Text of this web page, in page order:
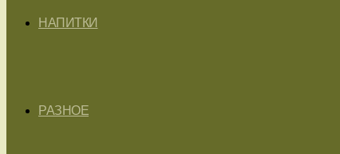
НАПИТКИ
РАЗНОЕ